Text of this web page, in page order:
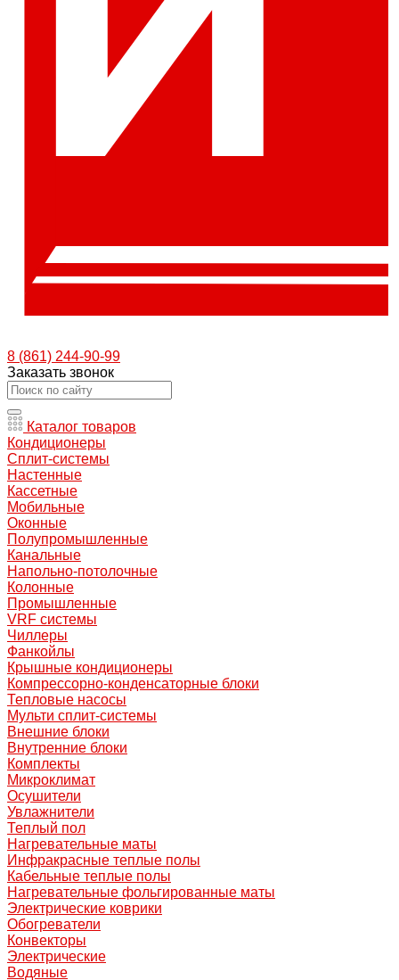
8 (861) 244-90-99
Заказать звонок
Каталог товаров
Кондиционеры
Сплит-системы
Настенные
Кассетные
Мобильные
Оконные
Полупромышленные
Канальные
Напольно-потолочные
Колонные
Промышленные
VRF системы
Чиллеры
Фанкойлы
Крышные кондиционеры
Компрессорно-конденсаторные блоки
Тепловые насосы
Мульти сплит-системы
Внешние блоки
Внутренние блоки
Комплекты
Микроклимат
Осушители
Увлажнители
Теплый пол
Нагревательные маты
Инфракрасные теплые полы
Кабельные теплые полы
Нагревательные фольгированные маты
Электрические коврики
Обогреватели
Конвекторы
Электрические
Водяные